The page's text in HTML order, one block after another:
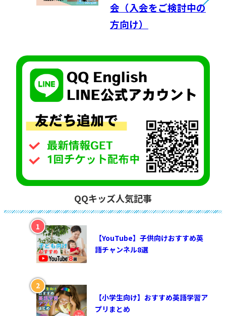
会（入会をご検討中の
方向け）
QQキッズ人気記事
【YouTube】子供向けおすすめ英
語チャンネル8選
【小学生向け】おすすめ英語学習ア
プリまとめ